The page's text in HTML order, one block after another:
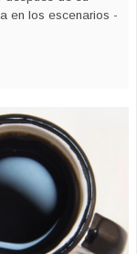
en los escenarios -